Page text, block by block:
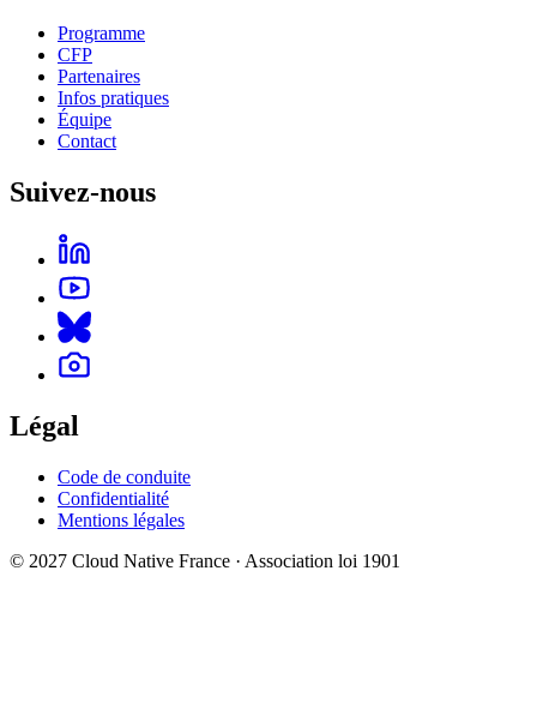
Programme
CFP
Partenaires
Infos pratiques
Équipe
Contact
Suivez-nous
Légal
Code de conduite
Confidentialité
Mentions légales
© 2027 Cloud Native France · Association loi 1901